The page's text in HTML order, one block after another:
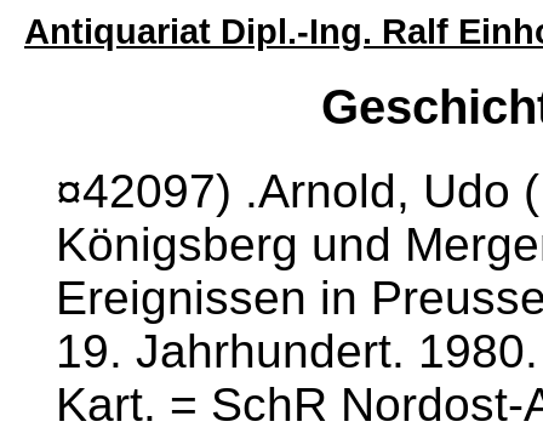
Antiquariat Dipl.-Ing. Ralf
¤42097) .Arnold, Udo
Königsberg und
Ereignissen in
19. Jahrhundert.
Kart. = SchR Nordost-